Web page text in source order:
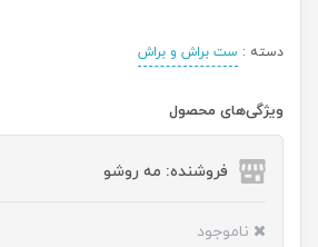
دسته : ست براش و براش
ویژگی‌های محصول
فروشنده: مه رو‌شو
ناموجود